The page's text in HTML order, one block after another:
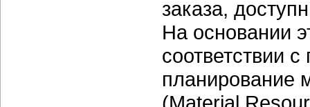
заказа,
На основании
соответствии
планирование